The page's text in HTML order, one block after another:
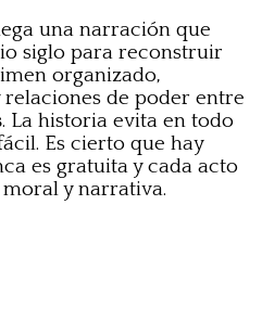
una narración que
siglo para reconstruir
organizado,
relaciones de poder entre
. La historia evita en todo
Es cierto que hay
es gratuita y cada acto
y narrativa.